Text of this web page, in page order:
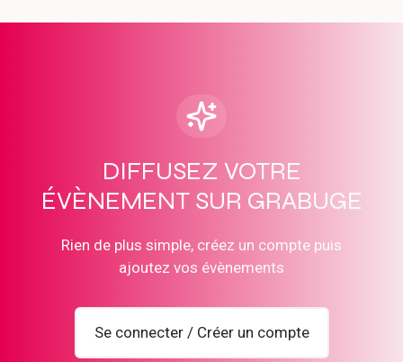
DIFFUSEZ VOTRE
ÉVÈNEMENT SUR GRABUGE
Rien de plus simple, créez un compte puis
ajoutez vos évènements
Se connecter / Créer un compte